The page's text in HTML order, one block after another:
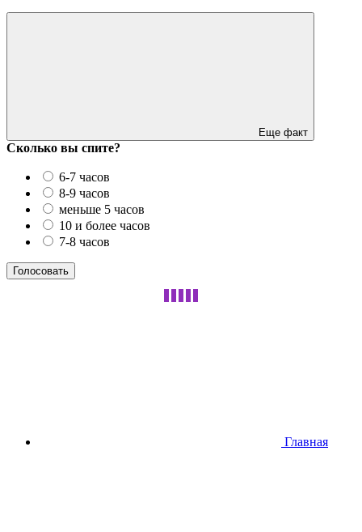
Еще факт
Сколько вы спите?
6-7 часов
8-9 часов
меньше 5 часов
10 и более часов
7-8 часов
Главная